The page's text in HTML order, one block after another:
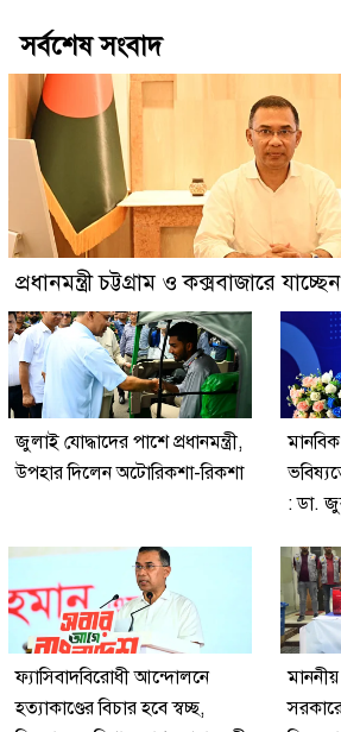
সর্বশেষ সংবাদ
প্রধানমন্ত্রী চট্টগ্রাম ও কক্সবাজারে
জুলাই যোদ্ধাদের পাশে প্রধানমন্ত্রী,
উপহার দিলেন অটোরিকশা-রিকশা
: ডা.
ফ্যাসিবাদবিরোধী আন্দোলনে
হত্যাকাণ্ডের বিচার হবে স্বচ্ছ,
মাননীয়